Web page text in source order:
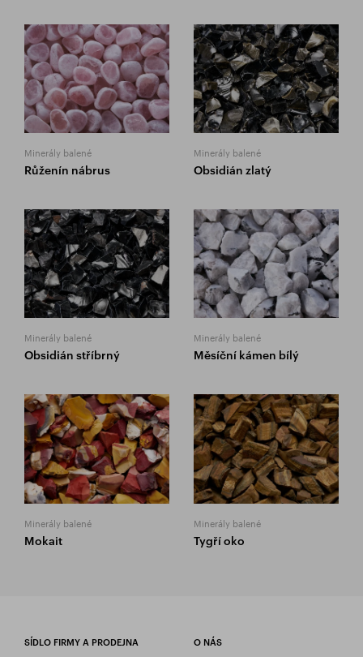
Minerály balené
Růženín nábrus
Minerály balené
Obsidián zlatý
Minerály balené
Obsidián stříbrný
Minerály balené
Měsíční kámen bílý
Minerály balené
Mokait
Minerály balené
Tygří oko
SÍDLO FIRMY A PRODEJNA O NÁS